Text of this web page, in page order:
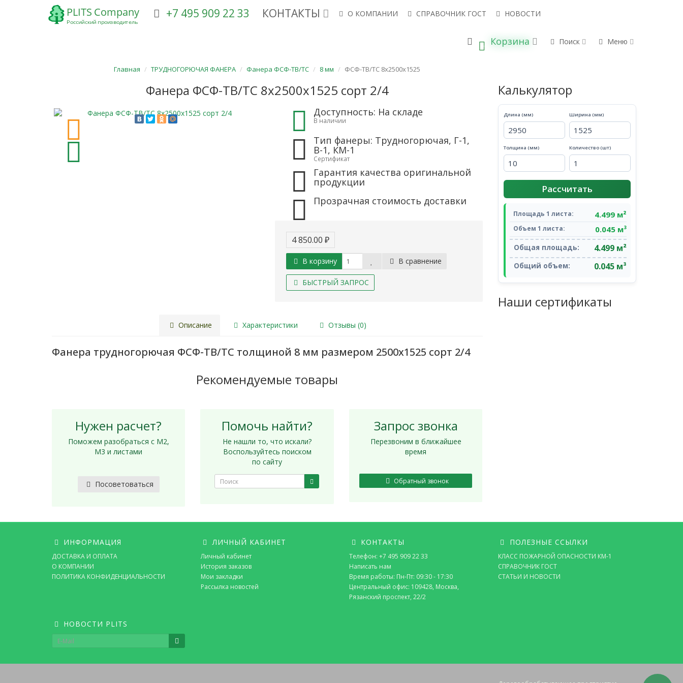
+7 495 909 22 33 КОНТАКТЫ О КОМПАНИИ СПРАВОЧНИК ГОСТ НОВОСТИ
0 Корзина Поиск Меню
ФСФ-ТВ/ТС В НАЛИЧИИ НАПРАВИТЬ ЗАПРОС
Главная ТРУДНОГОРЮЧАЯ ФАНЕРА Фанера ФСФ-ТВ/ТС 8 мм ФСФ-ТВ/ТС 8х2500х1525
Фанера ФСФ-ТВ/ТС 8х2500х1525 сорт 2/4
Доступность: На складе
В наличии
Тип фанеры: Трудногорючая, Г-1,
В-1, КМ-1
Сертификат
Гарантия качества оригинальной
продукции
Прозрачная стоимость доставки
4 850.00 ₽
В корзину В сравнение
БЫСТРЫЙ ЗАПРОС
Описание Характеристики Отзывы (0)
Фанера трудногорючая ФСФ-ТВ/ТС толщиной 8 мм размером 2500х1525 сорт 2/4
Рекомендуемые товары
Нужен расчет?
Поможем разобраться с М2,
М3 и листами
Посоветоваться
Помочь найти?
Не нашли то, что искали?
Воспользуйтесь поиском
по сайту
Запрос звонка
Перезвоним в ближайшее
время
Обратный звонок
Калькулятор
Длина (мм) Ширина (мм)
Толщина (мм) Количество (шт)
Рассчитать
Площадь 1 листа: 4.499 м²
Объем 1 листа: 0.045 м³
Общая площадь: 4.499 м²
Общий объем: 0.045 м³
Наши сертификаты
ИНФОРМАЦИЯ
ДОСТАВКА И ОПЛАТА
О КОМПАНИИ
ПОЛИТИКА КОНФИДЕНЦИАЛЬНОСТИ
ЛИЧНЫЙ КАБИНЕТ
Личный кабинет
История заказов
Мои закладки
Рассылка новостей
КОНТАКТЫ
Телефон: +7 495 909 22 33
Написать нам
Время работы: Пн-Пт: 09:30 - 17:30
Центральный офис: 109428, Москва,
Рязанский проспект, 22/2
ПОЛЕЗНЫЕ ССЫЛКИ
КЛАСС ПОЖАРНОЙ ОПАСНОСТИ КМ-1
СПРАВОЧНИК ГОСТ
СТАТЬИ И НОВОСТИ
НОВОСТИ PLITS